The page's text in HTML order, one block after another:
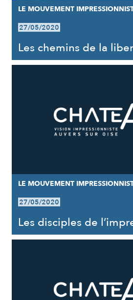
LE MOUVEMENT
27/05/2020
Les chemins de la
LE MOUVEMENT
27/05/2020
Les disciples de